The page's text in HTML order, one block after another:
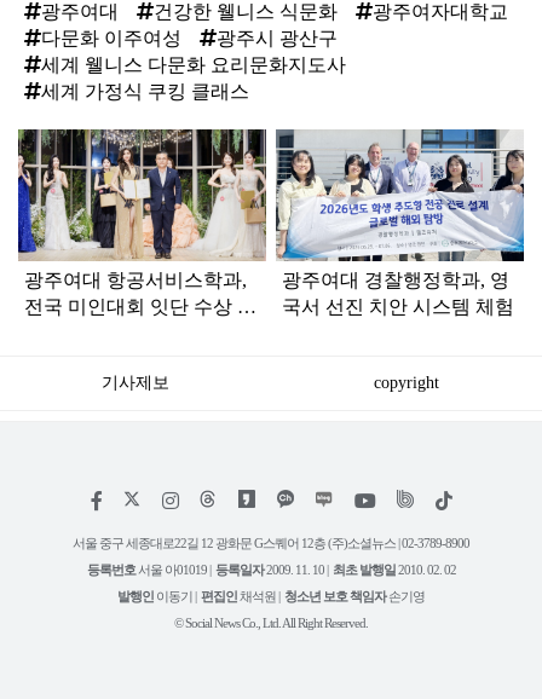
광주여대 건강한 웰니스 식문화
광주여자대학교
다문화 이주여성
광주시 광산구
세계 웰니스 다문화 요리문화지도사
세계 가정식 쿠킹 클래스
탑
라
인
광주여대 항공서비스학과,
전국 미인대회 잇단 수상 쾌
광주여대 경찰행정학과, 영
국서 선진 치안 시스템 체험
기사제보 copyright
페
스
인
타
램
위
트
유
튜
틱
서울 중구 세종대로22길 12 광화문 G스퀘어 12층 (주)소셜뉴스 | 02-3789-8900
등록번호 서울 아01019 | 등록일자2009. 11. 10 | 최초 발행일2010. 02. 02
발행인 이동기 | 편집인채석원 | 청소년 보호 책임자손기영
© Social News Co., Ltd. All Right Reserved.